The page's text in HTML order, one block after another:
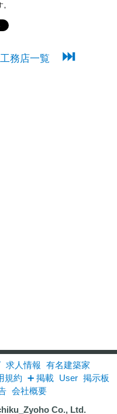
務店一覧 ⏭
求人情報 有名建築家
規約 ➕ 掲載 User 掲示板
会社概要
Co., Ltd.